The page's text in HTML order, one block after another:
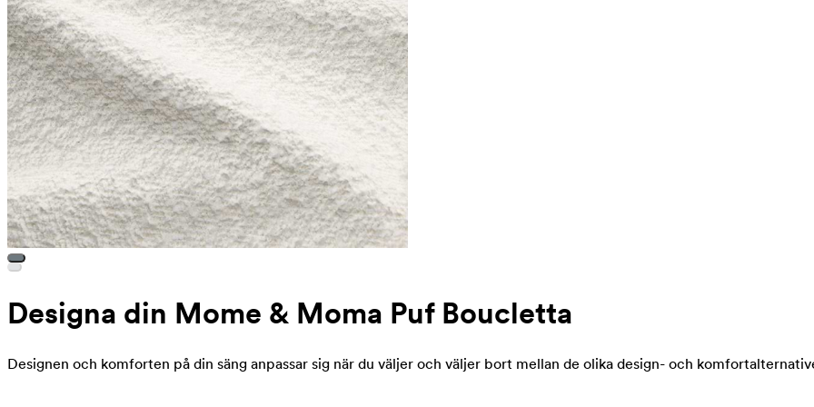
Designa din Mome & Moma Puf Boucletta
Designen och komforten på din säng anpassar sig när du väljer och väljer bort mellan de olika design- och